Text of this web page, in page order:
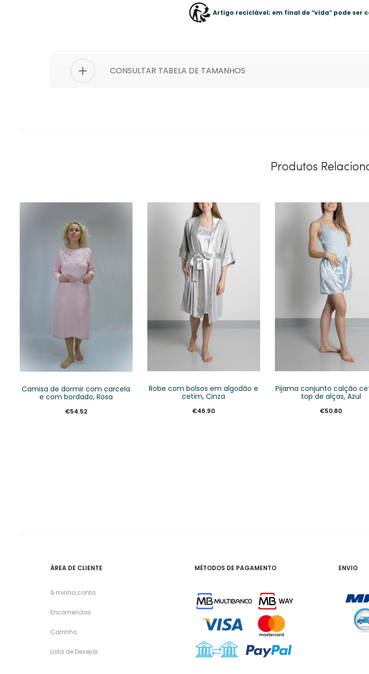
Artigo reciclável; em final de “vida” pode ser
CONSULTAR TABELA DE TAMANHOS
Produtos
Camisa de dormir com carcela
e com bordado, Rosa
€54.52
Robe com bolsos em algodão e
cetim, Cinza
€46.90
Pijama conjunto calção
top de alças, Azul
€50.80
ÁREA DE CLIENTE
A minha conta
Encomendas
Carrinho
Lista de Desejos
MÉTODOS DE PAGAMENTO ENVIO